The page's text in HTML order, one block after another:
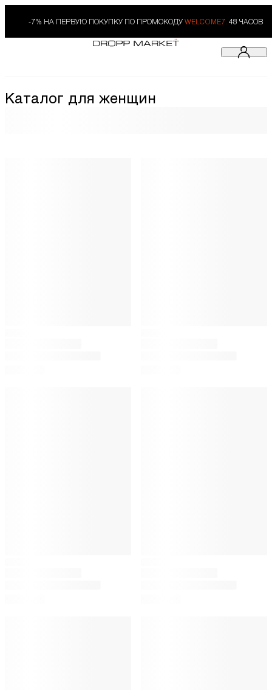
-7% НА ПЕРВУЮ ПОКУПКУ ПО ПРОМОКОДУ WELCOME7. 48 ЧАСОВ
Каталог для женщин